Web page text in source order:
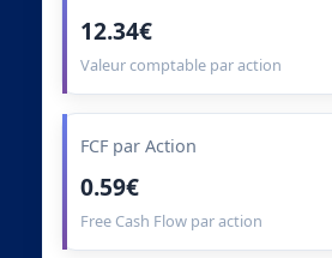
12.34€
Valeur comptable par action
FCF par Action
0.59€
Free Cash Flow par action